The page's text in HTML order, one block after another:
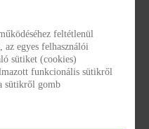
14
feltétlenül
az egyes felhasználói
sütiket (cookies)
funkcionális sütikről
sütikről gomb